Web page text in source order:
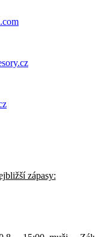
zápasy: